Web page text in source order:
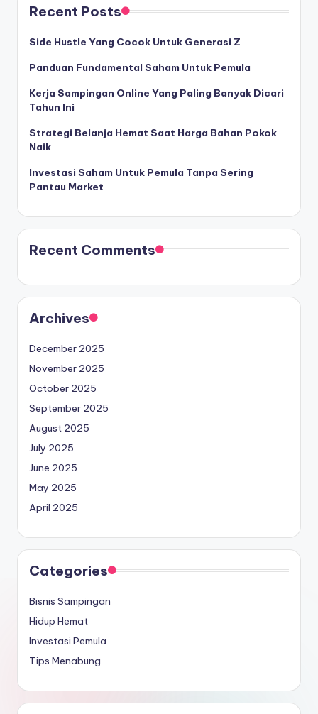
Recent Posts
Side Hustle Yang Cocok Untuk Generasi Z
Panduan Fundamental Saham Untuk Pemula
Kerja Sampingan Online Yang Paling Banyak Dicari
Tahun Ini
Strategi Belanja Hemat Saat Harga Bahan Pokok
Naik
Investasi Saham Untuk Pemula Tanpa Sering
Pantau Market
Recent Comments
Archives
December 2025
November 2025
October 2025
September 2025
August 2025
July 2025
June 2025
May 2025
April 2025
Categories
Bisnis Sampingan
Hidup Hemat
Investasi Pemula
Tips Menabung